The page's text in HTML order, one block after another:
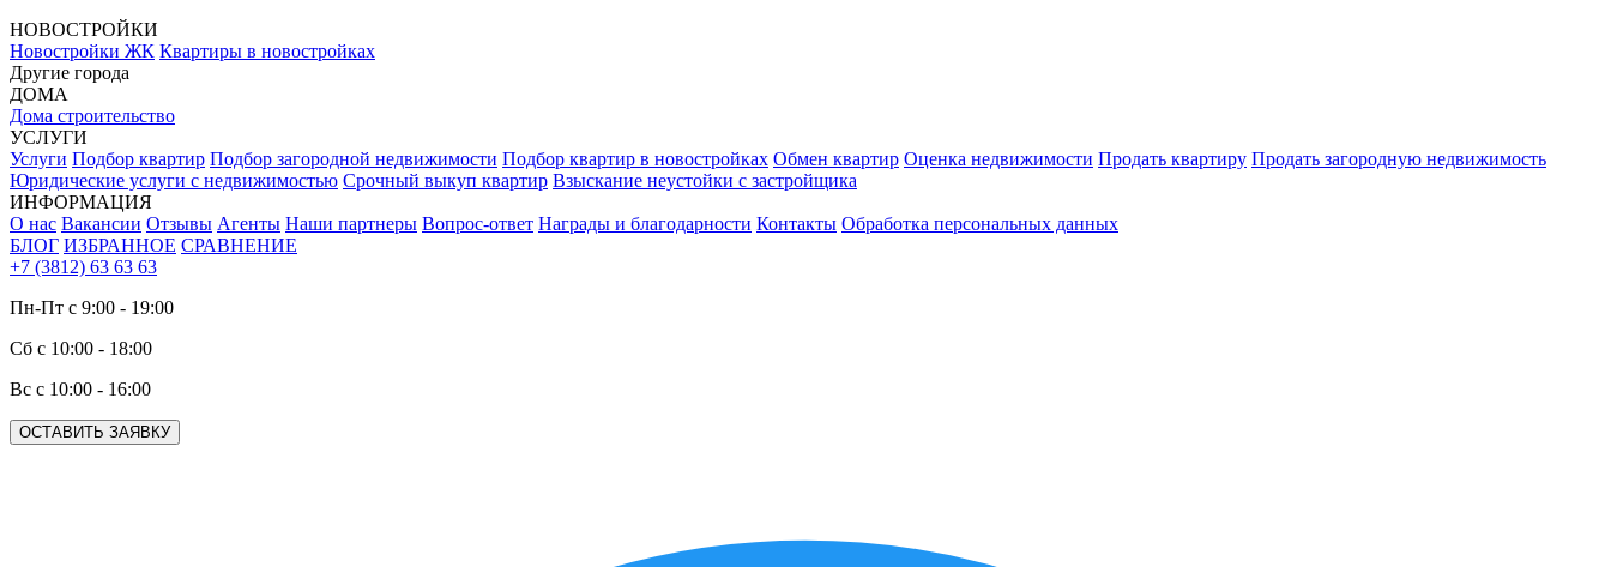
НОВОСТРОЙКИ
Новостройки ЖК Квартиры в новостройках
Другие города
ДОМА
Дома строительство
УСЛУГИ
Услуги Подбор квартир Подбор загородной недвижимости Подбор квартир в новостройках Обмен квартир Оценка недвижимости Продать квартиру Продать загородную недвижимость
Юридические услуги с недвижимостью Срочный выкуп квартир Взыскание неустойки с застройщика
ИНФОРМАЦИЯ
О нас Вакансии Отзывы Агенты Наши партнеры Вопрос-ответ Награды и благодарности Контакты Обработка персональных данных
БЛОГ ИЗБРАННОЕ СРАВНЕНИЕ
+7 (3812) 63 63 63
Пн-Пт с 9:00 - 19:00
Сб с 10:00 - 18:00
Вс с 10:00 - 16:00
ОСТАВИТЬ ЗАЯВКУ